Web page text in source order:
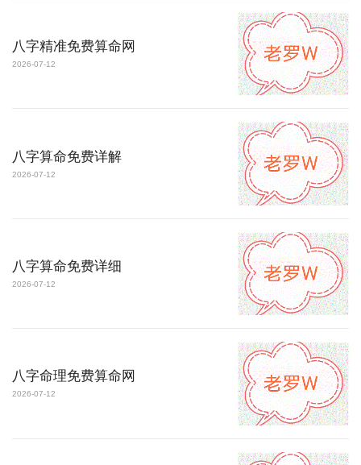
八字精准免费算命网
2026-07-12
八字算命免费详解
2026-07-12
八字算命免费详细
2026-07-12
八字命理免费算命网
2026-07-12